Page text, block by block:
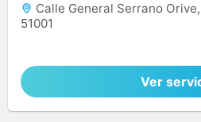
Calle General Serrano
51001
Ver